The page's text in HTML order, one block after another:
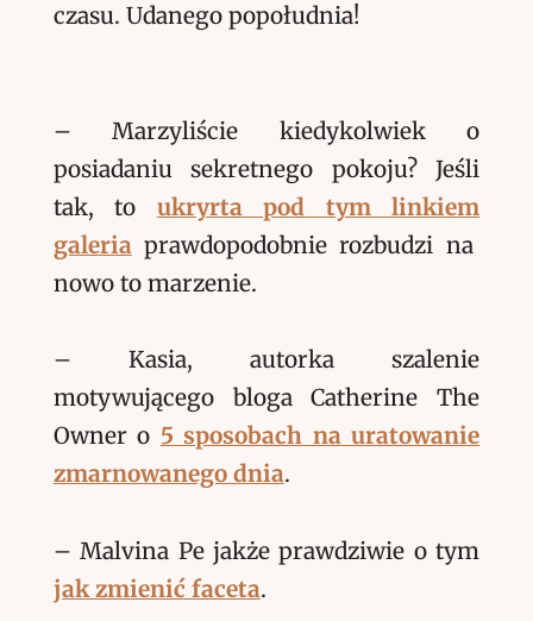
czasu. Udanego popołudnia!
– Marzyliście kiedykolwiek o
posiadaniu sekretnego pokoju? Jeśli
tak, to ukryrta pod tym linkiem
galeriaprawdopodobnie rozbudzi na
nowo to marzenie.
– Kasia, autorka szalenie
motywującego bloga Catherine The
Owner o 5 sposobach na uratowanie
zmarnowanego dnia.
– Malvina Pe jakże prawdziwie o tym
jak zmienić faceta.